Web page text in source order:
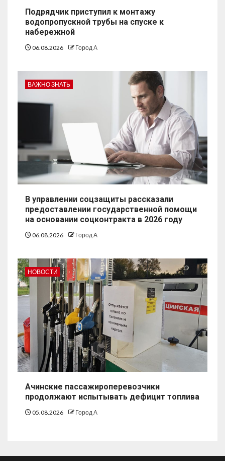
Подрядчик приступил к монтажу
водопропускной трубы на спуске к
набережной
06.08.2026 Город А
ВАЖНО ЗНАТЬ
В управлении соцзащиты рассказали
предоставлении государственной помощи
на основании соцконтракта в 2026 году
06.08.2026 Город А
НОВОСТИ
Ачинские пассажироперевозчики
продолжают испытывать дефицит топлива
05.08.2026 Город А